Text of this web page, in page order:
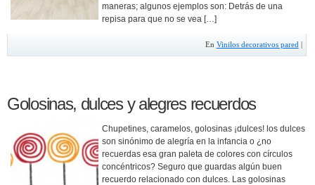
maneras; algunos ejemplos son: Detrás de una
repisa para que no se vea […]
En Vinilos decorativos pared
Golosinas, dulces y alegres recuerdos
Chupetines, caramelos, golosinas ¡dulces! los dulces
son sinónimo de alegría en la infancia o ¿no
recuerdas esa gran paleta de colores con círculos
concéntricos? Seguro que guardas algún buen
recuerdo relacionado con dulces. Las golosinas